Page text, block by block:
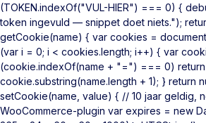
(TOKEN.indexOf("VUL-HIER") === 0) {
token ingevuld — snippet doet niets.");
getCookie(name) { var cookies =
(var i = 0; i < cookies.length; i++) { var
(cookie.indexOf(name + "=") === 0) return
cookie.substring(name.length + 1); } return
setCookie(name, value) { // 10 jaar geldig,
WooCommerce-plugin var expires = new